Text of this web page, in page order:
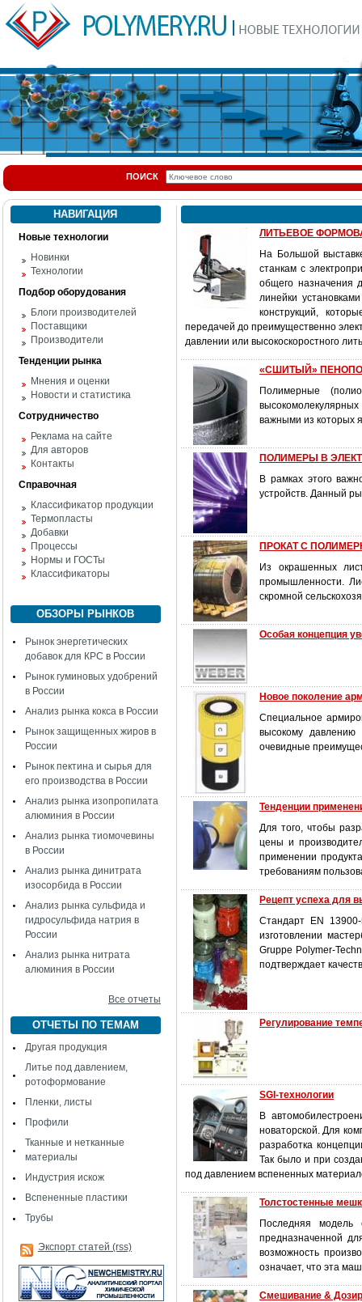
ПОИСК
НАВИГАЦИЯ
Новые технологии
Новинки
Технологии
Подбор оборудования
Блоги производителей
Поставщики
Производители
Тенденции рынка
Мнения и оценки
Новости и статистика
Сотрудничество
Реклама на сайте
Для авторов
Контакты
Справочная
Классификатор продукции
Термопласты
Добавки
Процессы
Нормы и ГОСТы
Классификаторы
ОБЗОРЫ РЫНКОВ
Рынок энергетических
добавок для КРС в России
Рынок гуминовых удобрений
в России
Анализ рынка кокса в России
Рынок защищенных жиров в
России
Рынок пектина и сырья для
его производства в России
Анализ рынка изопропилата
алюминия в России
Анализ рынка тиомочевины
в России
Анализ рынка динитрата
изосорбида в России
Анализ рынка сульфида и
гидросульфида натрия в
России
Анализ рынка нитрата
алюминия в России
Все отчеты
ОТЧЕТЫ ПО ТЕМАМ
Другая продукция
Литье под давлением,
ротоформование
Пленки, листы
Профили
Тканные и нетканные
материалы
Индустрия искож
Вспененные пластики
Трубы
Экспорт статей (rss)
ЛИТЬЕВОЕ
На Большой
станкам с
общего назначения
линейки
конструкций,
передачей до преимущественно
давлении или высокоскоростного
«СШИТЫЙ»
Полимерные
важными из которых
ПОЛИМЕРЫ В
В рамках этого
устройств. Данный
ПРОКАТ С
Из окрашенных
промышленности.
скромной
Особая концепция
Новое поколение
Специальное
высокому
очевидные
Тенденции
Для того, чтобы
цены и
применении
требованиям
Рецепт успеха для
Стандарт EN
изготовлении
Gruppe Polymer-
подтверждает
Регулирование
SGI-технологии
В
новаторской. Для
разработка
Так было и при
под давлением вспененных
Толстостенные
Последняя
предназначенной
возможность
означает, что эта
Смешивание &